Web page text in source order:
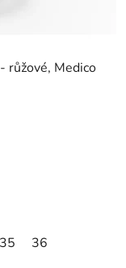
růžové, Medico
35 36